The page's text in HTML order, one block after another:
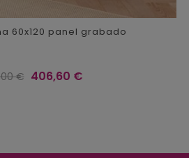
60x120 panel grabado
€ Precio
406,60 €